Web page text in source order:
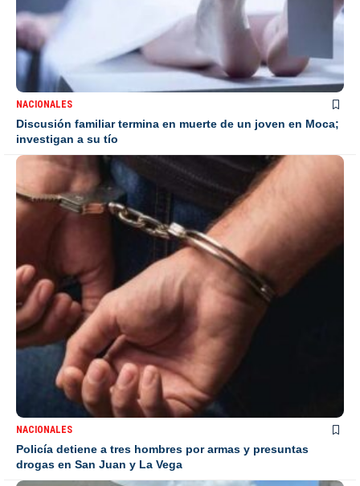
NACIONALES
Discusión familiar termina en muerte de un joven en Moca;
investigan a su tío
NACIONALES
Policía detiene a tres hombres por armas y presuntas
drogas en San Juan y La Vega